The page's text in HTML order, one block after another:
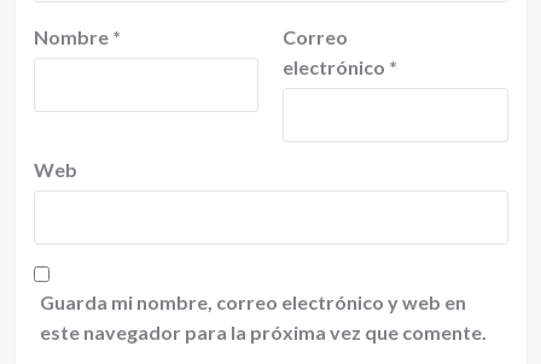
Nombre *
Correo
electrónico *
Web
Guarda mi nombre, correo electrónico y web en
este navegador para la próxima vez que comente.